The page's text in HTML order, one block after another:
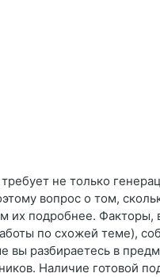
не только
вопрос о том,
их подробнее.
по схожей теме),
вы разбираетесь в
Наличие готовой